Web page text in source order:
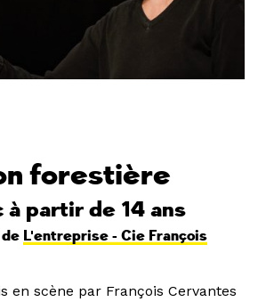
forestière
à partir de 14 ans
L'entreprise - Cie François
en scène par François Cervantes